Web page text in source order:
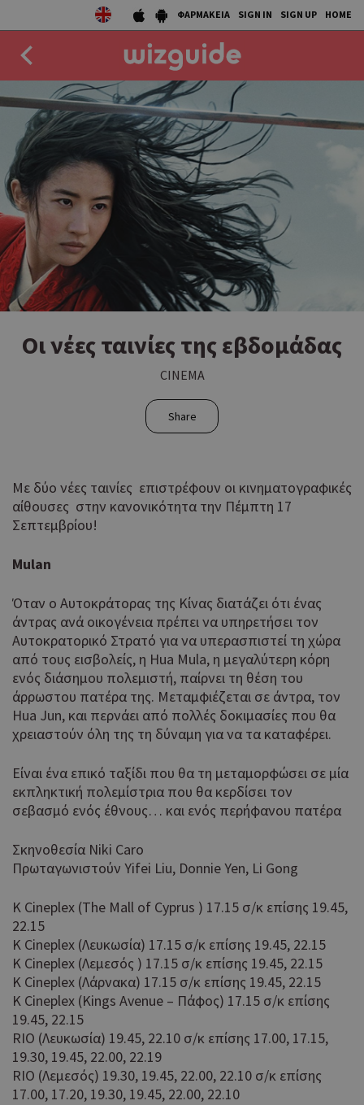
ΦΑΡΜΑΚΕΙΑ SIGN IN SIGN UP HOME
EAT
DRINK
50 BEST
AGENDA
COLLECTIONS
STORIES
Οι νέες ταινίες της εβδομάδας
CINEMA
Share
Με δύο νέες ταινίες επιστρέφουν οι κινηματογραφικές
αίθουσες στην κανονικότητα την Πέμπτη 17
Σεπτεμβρίου!
Mulan
Όταν ο Αυτοκράτορας της Κίνας διατάζει ότι ένας
άντρας ανά οικογένεια πρέπει να υπηρετήσει τον
Αυτοκρατορικό Στρατό για να υπερασπιστεί τη χώρα
από τους εισβολείς, η Hua Mula, η μεγαλύτερη κόρη
ενός διάσημου πολεμιστή, παίρνει τη θέση του
άρρωστου πατέρα της. Μεταμφιέζεται σε άντρα, τον
Hua Jun, και περνάει από πολλές δοκιμασίες που θα
χρειαστούν όλη της τη δύναμη για να τα καταφέρει.
Είναι ένα επικό ταξίδι που θα τη μεταμορφώσει σε μία
εκπληκτική πολεμίστρια που θα κερδίσει τον
σεβασμό ενός έθνους… και ενός περήφανου πατέρα
Σκηνοθεσία Niki Caro
Πρωταγωνιστούν Yifei Liu, Donnie Yen, Li Gong
K Cineplex (The Mall of Cyprus ) 17.15 σ/κ επίσης 19.45,
22.15
K Cineplex (Λευκωσία) 17.15 σ/κ επίσης 19.45, 22.15
K Cineplex (Λεμεσός ) 17.15 σ/κ επίσης 19.45, 22.15
K Cineplex (Λάρνακα) 17.15 σ/κ επίσης 19.45, 22.15
K Cineplex (Kings Avenue – Πάφος) 17.15 σ/κ επίσης
19.45, 22.15
RΙΟ (Λευκωσία) 19.45, 22.10 σ/κ επίσης 17.00, 17.15,
19.30, 19.45, 22.00, 22.19
RΙΟ (Λεμεσός) 19.30, 19.45, 22.00, 22.10 σ/κ επίσης
17.00, 17.20, 19.30, 19.45, 22.00, 22.10